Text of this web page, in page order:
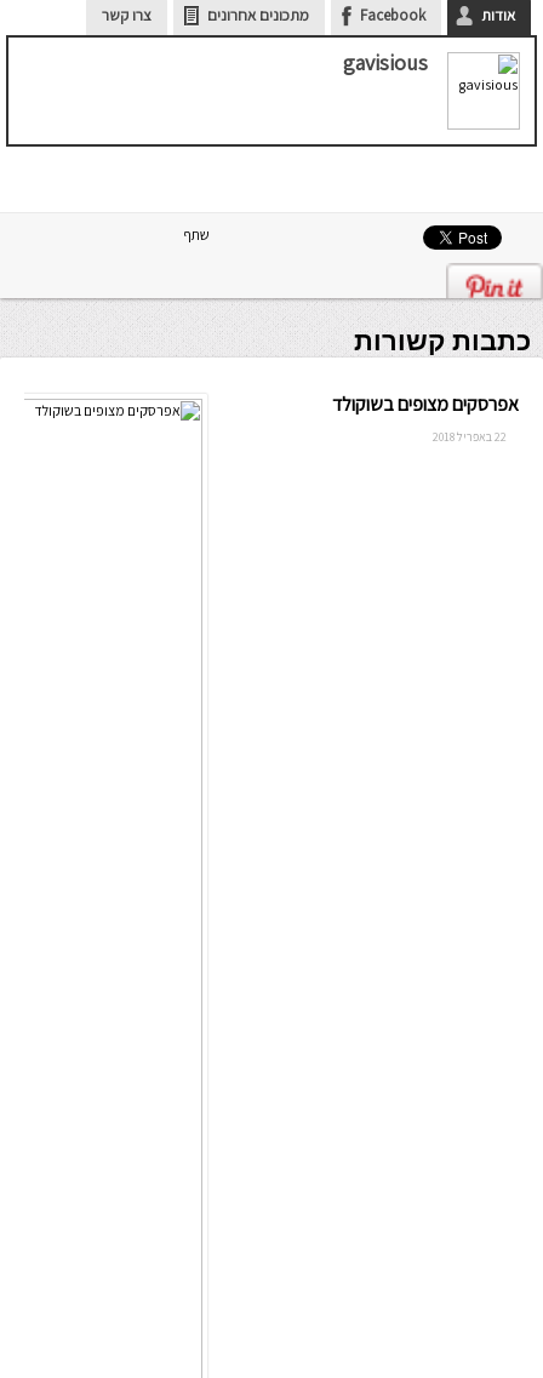
אודות Facebook מתכונים אחרונים צרו קשר
gavisious
שתף
כתבות קשורות
אפרסקים מצופים בשוקולד
22 באפריל 2018